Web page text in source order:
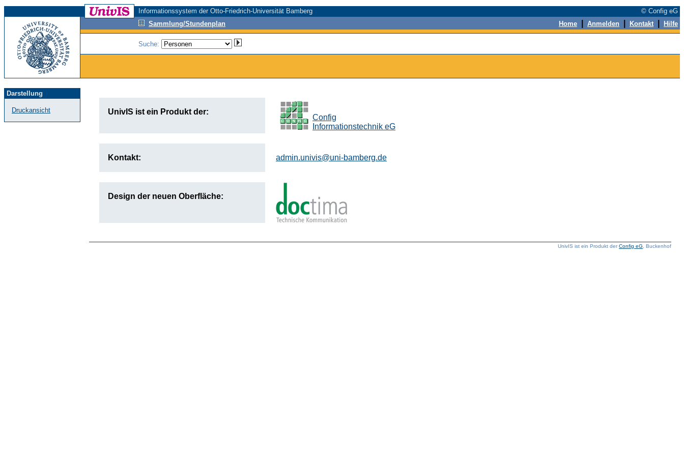
Informationssystem der Otto-Friedrich-Universität Bamberg
© Config eG
Sammlung/Stundenplan
Home Anmelden Kontakt Hilfe
Suche:
Darstellung
Druckansicht UnivIS ist ein Produkt der:
Config
Informationstechnik eG
Kontakt: admin.univis@uni-bamberg.de
Design der neuen Oberfläche:
UnivIS ist ein Produkt derConfig eG , Buckenhof